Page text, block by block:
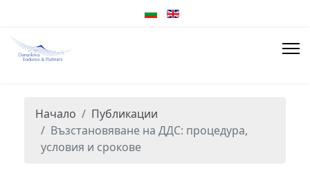
Начало
Публикации
Възстановяване на ДДС: процедура,
условия и срокове